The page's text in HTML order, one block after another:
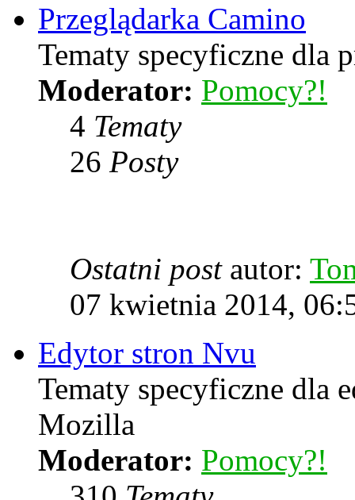
Przeglądarka Camino
Tematy specyficzne dla
Moderator: Pomocy?!
4 Tematy
26 Posty
Ostatni postautor:
07 kwietnia 2014,
Edytor stron Nvu
Tematy specyficzne dla
Mozilla
Moderator: Pomocy?!